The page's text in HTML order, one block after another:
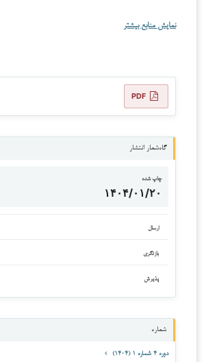
نمایش منابع بیشتر
PDF
گاه‌شمار انتشار
چاپ شده
۱۴۰۴/۰۱/۲۰
ارسال
بازنگری
پذیرش
شماره
دوره ۴ شماره ۱ (۱۴۰۴)